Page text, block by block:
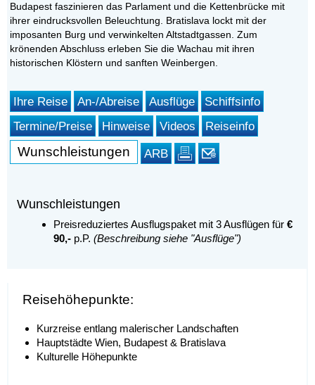
Budapest faszinieren das Parlament und die Kettenbrücke mit
ihrer eindrucksvollen Beleuchtung. Bratislava lockt mit der
imposanten Burg und verwinkelten Altstadtgassen. Zum
krönenden Abschluss erleben Sie die Wachau mit ihren
historischen Klöstern und sanften Weinbergen.
Ihre Reise An-/Abreise Ausflüge
Schiffsinfo
Termine/Preise
Hinweise Videos Reiseinfo
Wunschleistungen ARB
Wunschleistungen
Preisreduziertes Ausflugspaket mit 3 Ausflügen für€
90,- p.P.(Beschreibung siehe "Ausflüge")
Reisehöhepunkte:
Kurzreise entlang malerischer Landschaften
Hauptstädte Wien, Budapest & Bratislava
Kulturelle Höhepunkte